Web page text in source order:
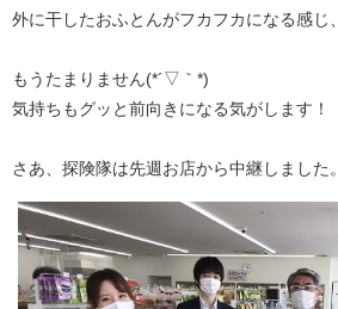
外に干したおふとんがフカフカになる感じ、
もうたまりません(*´▽｀*)
気持ちもグッと前向きになる気がします！
さあ、探険隊は先週お店から中継しました。